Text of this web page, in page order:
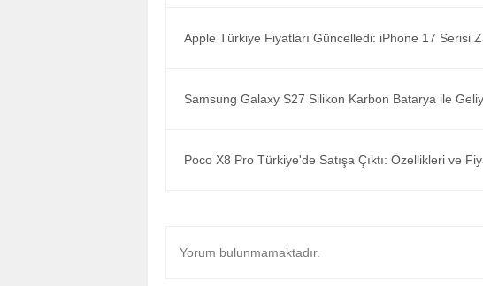
Apple Türkiye Fiyatları Güncelledi: iPhone 17 Serisi
Samsung Galaxy S27 Silikon Karbon Batarya ile
Poco X8 Pro Türkiye'de Satışa Çıktı: Özellikleri ve
Yorum bulunmamaktadır.